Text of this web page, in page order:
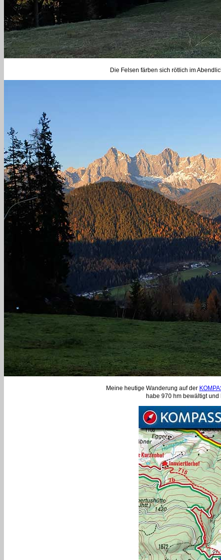
Die Felsen färben sich rötlich im
Meine heutige Wanderung auf der
habe 970 hm bewältigt